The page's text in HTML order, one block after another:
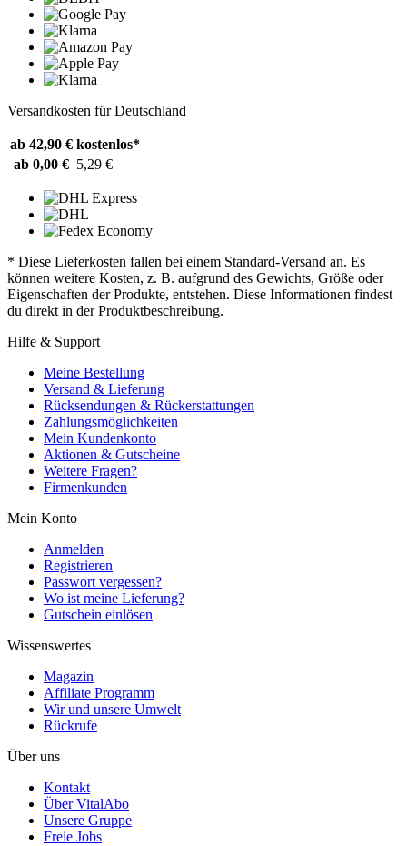
Versandkosten für Deutschland
ab 42,90 € kostenlos*
ab 0,00 € 5,29 €
* Diese Lieferkosten fallen bei einem Standard-Versand an. Es
können weitere Kosten, z. B. aufgrund des Gewichts, Größe oder
Eigenschaften der Produkte, entstehen. Diese Informationen findest
du direkt in der Produktbeschreibung.
Hilfe & Support
Meine Bestellung
Versand & Lieferung
Rücksendungen & Rückerstattungen
Zahlungsmöglichkeiten
Mein Kundenkonto
Aktionen & Gutscheine
Weitere Fragen?
Firmenkunden
Mein Konto
Anmelden
Registrieren
Passwort vergessen?
Wo ist meine Lieferung?
Gutschein einlösen
Wissenswertes
Magazin
Affiliate Programm
Wir und unsere Umwelt
Rückrufe
Über uns
Kontakt
Über VitalAbo
Unsere Gruppe
Freie Jobs